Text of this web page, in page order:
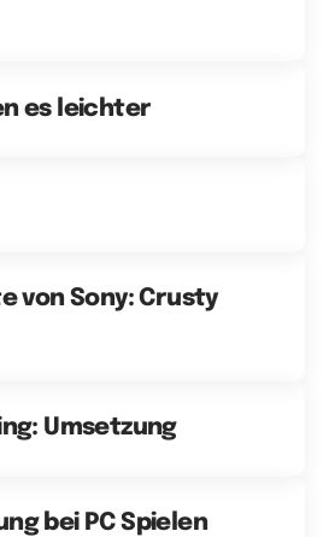
es leichter
von Sony: Crusty
Umsetzung
bei PC Spielen